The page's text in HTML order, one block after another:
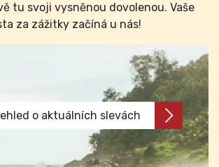
tu svoji vysněnou dovolenou. Vaše
za zážitky začíná u nás!
o aktuálních slevách